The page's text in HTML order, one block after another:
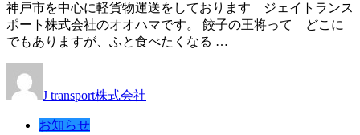
神戸市を中心に軽貨物運送をしております ジェイトランス
ポート株式会社のオオハマです。 餃子の王将って どこに
でもありますが、ふと食べたくなる …
J transport株式会社
お知らせ